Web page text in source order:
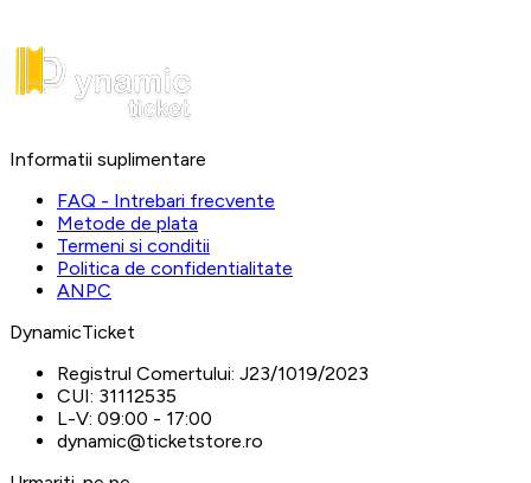
Informatii suplimentare
FAQ - Intrebari frecvente
Metode de plata
Termeni si conditii
Politica de confidentialitate
ANPC
DynamicTicket
Registrul Comertului: J23/1019/2023
CUI: 31112535
L-V: 09:00 - 17:00
dynamic@ticketstore.ro